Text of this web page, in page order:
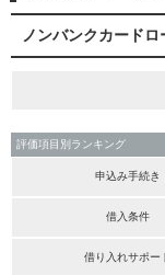
ノンバンクカードロ
評価項目別ランキング
申込み手続き
借入条件
借り入れサポー